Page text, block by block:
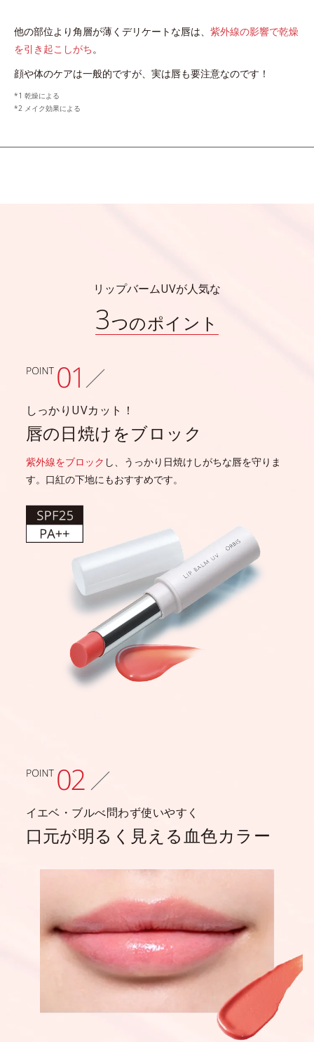
他の部位より角層が薄くデリケートな唇は、 紫外線の影響で乾燥
を引き起こしがち。
顔や体のケアは一般的ですが、実は唇も要注意なのです！
*1 乾燥による
*2 メイク効果による
リップバームUVが人気な
3つのポイント
しっかりUVカット！
唇の日焼けをブロック
紫外線をブロック し、
うっかり日焼けしがちな唇を守りま
す。 口紅の下地にもおすすめです。
イエベ・ブルべ問わず使いやすく
口元が明るく見える血色カラー